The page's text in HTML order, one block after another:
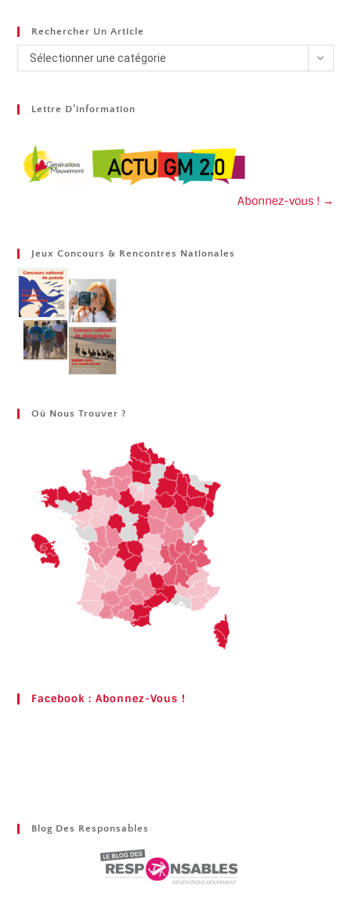
Rechercher Un Article
Sélectionner une catégorie
Lettre D’information
Abonnez-vous ! →
Jeux Concours & Rencontres Nationales
Où Nous Trouver ?
Facebook : Abonnez-Vous !
Blog Des Responsables